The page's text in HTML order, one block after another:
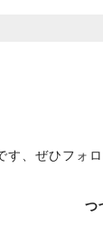
す、ぜひフォ
つ